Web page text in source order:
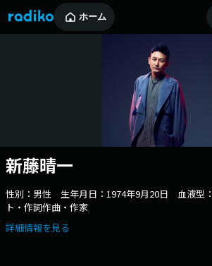
ホーム
新藤晴一
性別：男性 生年月日：1974年9月20日 血液型
ト・作詞作曲・作家
詳細情報を見る